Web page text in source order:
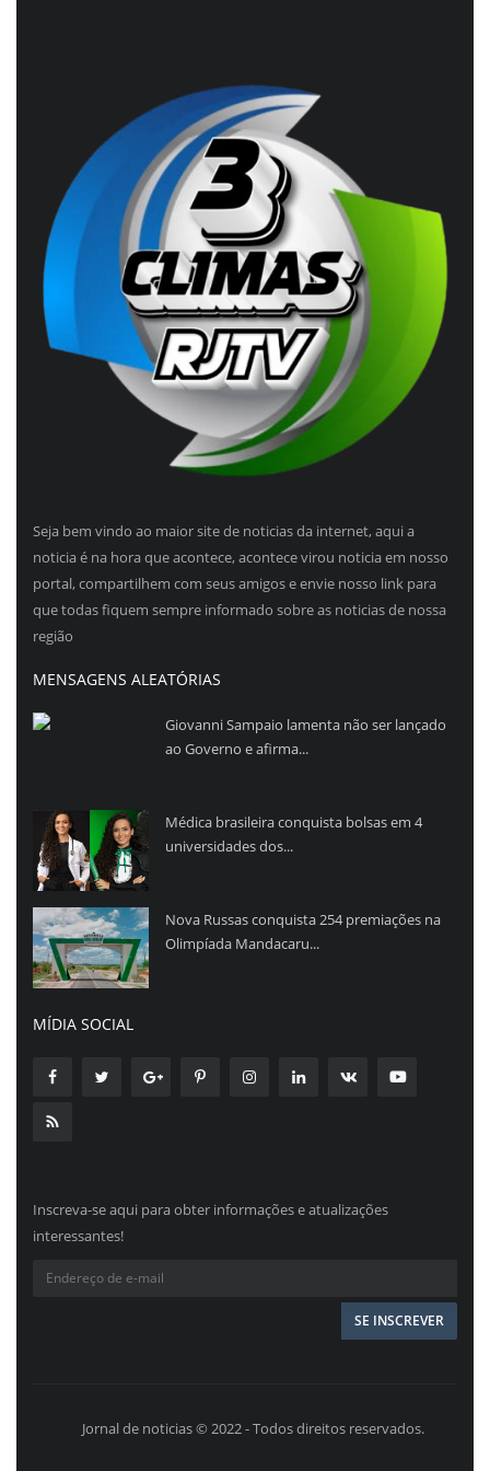
Seja bem vindo ao maior site de noticias da internet, aqui a
noticia é na hora que acontece, acontece virou noticia em nosso
portal, compartilhem com seus amigos e envie nosso link para
que todas fiquem sempre informado sobre as noticias de nossa
região
MENSAGENS ALEATÓRIAS
Giovanni Sampaio lamenta não ser lançado
ao Governo e afirma...
Médica brasileira conquista bolsas em 4
universidades dos...
Nova Russas conquista 254 premiações na
Olimpíada Mandacaru...
MÍDIA SOCIAL
Inscreva-se aqui para obter informações e atualizações
interessantes!
Jornal de noticias © 2022 - Todos direitos reservados.